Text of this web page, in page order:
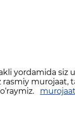
yordamida
murojaat,